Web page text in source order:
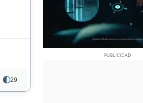
29